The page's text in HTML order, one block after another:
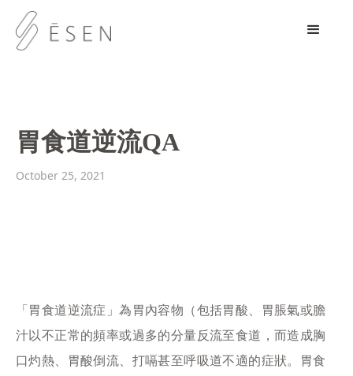
胃食道逆流QA
October 25, 2021
「胃食道逆流症」為胃內容物（包括胃酸、胃脹氣或膽
汁以不正常的頻率或過多的分量反流至食道，而造成胸
口灼熱、胃酸倒流、打嗝甚至呼吸道不適的症狀。胃食